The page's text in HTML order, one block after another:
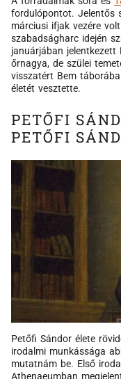
fordulópontot. Jelentős
márciusi ifjak vezére
szabadságharc idején
januárjában jelentkezett
őrnagya, de szülei
visszatért Bem
életét vesztette.
PETŐFI
PETŐFI
Petőfi Sándor élete
irodalmi munkássága
mutatnám be. Első
Athenaeumban